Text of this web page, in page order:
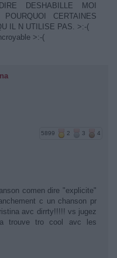
DESHABILLE MOI
CERTAINES
IL N UTILISE PAS. >:-(
>:-(
5899 2 3 4
comen dire "explicite"
c un chanson pr
avc dirrty!!!!! vs jugez
trouve tro cool avc les